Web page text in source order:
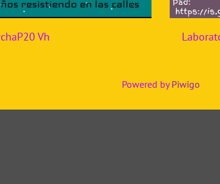
Vh
Powered byPiwigo